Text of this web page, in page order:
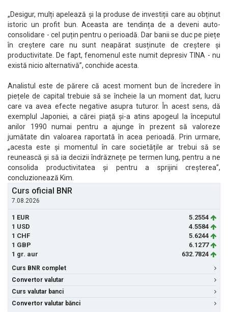
„Desigur, mulți apelează și la produse de investiții care au obținut
istoric un profit bun. Aceasta are tendința de a deveni auto-
consolidare - cel puțin pentru o perioadă. Dar banii se duc pe piețe
în creștere care nu sunt neapărat susținute de creștere și
productivitate. De fapt, fenomenul este numit depresiv TINA - nu
există nicio alternativă”, conchide acesta.
Analistul este de părere că acest moment bun de încredere în
piețele de capital trebuie să se încheie la un moment dat, lucru
care va avea efecte negative asupra tuturor. În acest sens, dă
exemplul Japoniei, a cărei piață și-a atins apogeul la începutul
anilor 1990 numai pentru a ajunge în prezent să valoreze
jumătate din valoarea raportată în acea perioadă. Prin urmare,
„acesta este și momentul în care societățile ar trebui să se
reunească și să ia decizii îndrăznețe pe termen lung, pentru a ne
consolida productivitatea și pentru a sprijini creșterea”,
concluzionează Kim.
Curs oficial BNR
7.08.2026
1 EUR
5.2554
1 USD
4.5584
1 CHF
5.6244
1 GBP
6.1277
1 gr. aur
632.7824
Curs BNR complet
Convertor valutar
Curs valutar banci
Convertor valutar bănci